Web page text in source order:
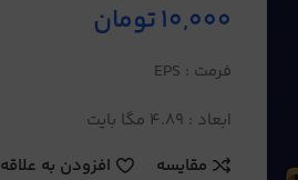
10,000تومان
فرمت : EPS
ابعاد : 4.89 مگا بایت
مقایسه
افزودن به